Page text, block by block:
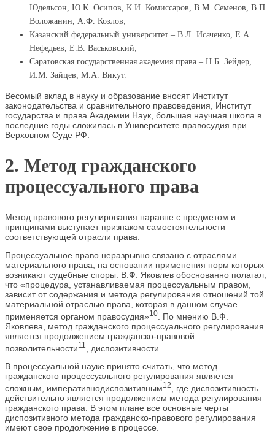
Юдельсон, Ю.К. Осипов, К.И. Комиссаров, В.М. Семенов, В.П.
Воложанин, А.Ф. Козлов;
Казанский федеральный университет – В.Л. Исаченко, Е.А.
Нефедьев, Е.В. Васьковский;
Саратовская государственная академия права – Н.Б. Зейдер,
И.М. Зайцев, М.А. Викут.
Весомый вклад в науку и образование вносят Институт
законодательства и сравнительного правоведения, Институт
государства и права Академии Наук, большая научная школа в
последние годы сложилась в Университете правосудия при
Верховном Суде РФ.
2. Метод гражданского
процессуального права
Метод правового регулирования наравне с предметом и
принципами выступает признаком самостоятельности
соответствующей отрасли права.
Процессуальное право неразрывно связано с отраслями
материального права, на основании применения норм которых
возникают судебные споры. В.Ф. Яковлев обоснованно полагал,
что «процедура, устанавливаемая процессуальным правом,
зависит от содержания и метода регулирования отношений той
материальной отраслью права, которая в данном случае
применяется органом правосудия»10
. По мнению В.Ф.
Яковлева, метод гражданского процессуального регулирования
является продолжением гражданско-правовой
позволительности11
, диспозитивности.
В процессуальной науке принято считать, что метод
гражданского процессуального регулирования является
сложным, императивнодиспозитивным12
, где диспозитивность
действительно является продолжением метода регулирования
гражданского права. В этом плане все основные черты
диспозитивного метода гражданско-правового регулирования
имеют свое продолжение в процессе.